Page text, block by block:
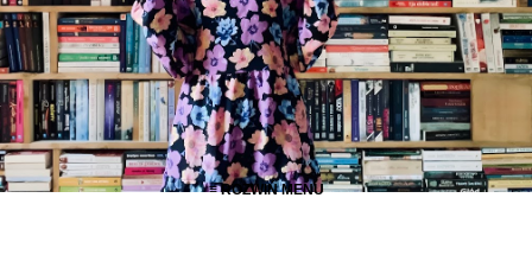
≡ ROZWIŃ MENU